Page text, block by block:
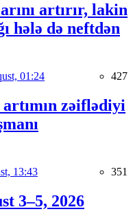
artırır, lakin
hələ də neftdən
01:24 427
zəiflədiyi
13:43 351
3–5, 2026